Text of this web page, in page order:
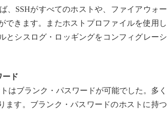
、SSHがすべてのホストや、ファイアウォー
できます。またホストプロファイルを使用し
とシスログ・ロッギングをコンフィグレーシ
ード
はブランク・パスワードが可能でした。多く
ます。ブランク・パスワードのホストに持つ